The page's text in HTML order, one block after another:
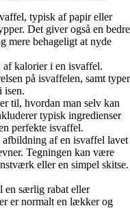
typisk af papir eller
Det giver også en bedre
mere behageligt at nyde
kalorier i en isvaffel.
på isvaffelen, samt typer
isen.
til, hvordan man selv kan
typisk ingredienser
perfekte isvaffel.
af en isvaffel lavet
Tegningen kan være
eller en simpel skitse.
en særlig rabat eller
er normalt en lækker og